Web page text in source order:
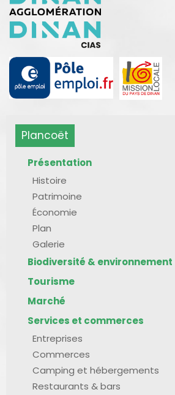
Plancoët
Présentation
Histoire
Patrimoine
Économie
Plan
Galerie
Biodiversité & environnement
Tourisme
Marché
Services et commerces
Entreprises
Commerces
Camping et hébergements
Restaurants & bars